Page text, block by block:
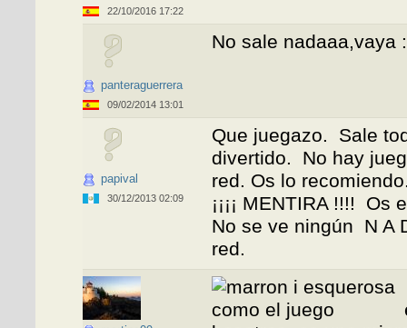
22/10/2016 17:22
panteraguerrera
09/02/2014 13:01
No sale nadaaa,vaya
papival
30/12/2013 02:09
Que juegazo. Sale
divertido. No hay
red. Os lo
¡¡¡¡ MENTIRA !!!!
No se ve ningún N A
red.